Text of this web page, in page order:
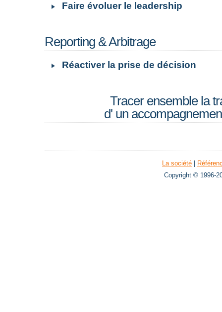
Faire évoluer le leadership
Reporting & Arbitrage
Réactiver la prise de décision
Tracer ensemble la
d' un
La société |
Copyright © 1996-